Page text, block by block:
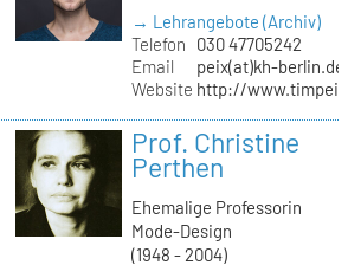
→ Lehrangebote (Archiv)
Telefon
030 47705242
Email
peix(at)kh-berlin.de
Website http://
Prof. Christine
Perthen
Ehemalige Professorin
Mode-Design
(1948 - 2004)